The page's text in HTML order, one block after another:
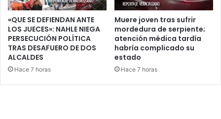
«QUE SE DEFIENDAN ANTE
LOS JUECES»: NAHLE NIEGA
PERSECUCIÓN POLÍTICA
TRAS DESAFUERO DE DOS
ALCALDES
Hace 7 horas
Muere joven tras sufrir
mordedura de serpiente;
atención médica tardía
habría complicado su
estado
Hace 7 horas